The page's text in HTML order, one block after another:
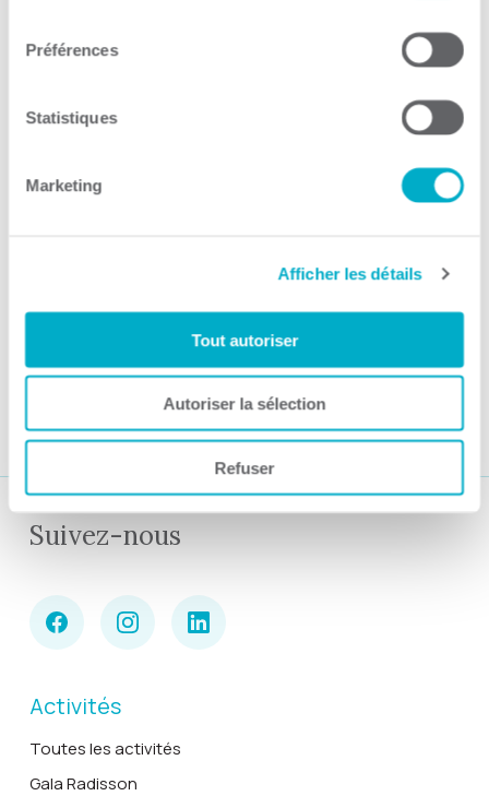
Préférences
Statistiques
Marketing
Afficher les détails
Tout autoriser
Autoriser la sélection
Refuser
Caisse Desjardins de Trois-Rivières
Par CCI3R Guilbert, 23 octobre 2023
1 2
Suivez-nous
Activités
Toutes les activités
Gala Radisson